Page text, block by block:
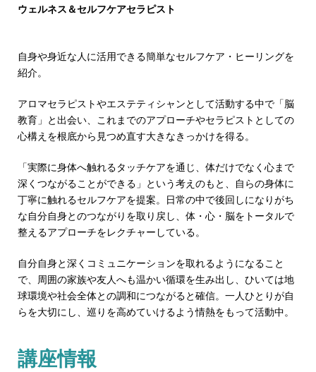
ウェルネス＆セルフケアセラピスト
自身や身近な人に活用できる簡単なセルフケア・ヒーリングを
紹介。
アロマセラピストやエステティシャンとして活動する中で「脳
教育」と出会い、これまでのアプローチやセラピストとしての
心構えを根底から見つめ直す大きなきっかけを得る。
「実際に身体へ触れるタッチケアを通じ、体だけでなく心まで
深くつながることができる」という考えのもと、自らの身体に
丁寧に触れるセルフケアを提案。日常の中で後回しになりがち
な自分自身とのつながりを取り戻し、体・心・脳をトータルで
整えるアプローチをレクチャーしている。
自分自身と深くコミュニケーションを取れるようになること
で、周囲の家族や友人へも温かい循環を生み出し、ひいては地
球環境や社会全体との調和につながると確信。一人ひとりが自
らを大切にし、巡りを高めていけるよう情熱をもって活動中。
講座情報